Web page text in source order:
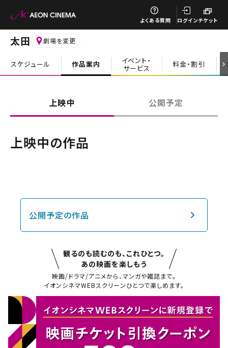
よくある質問 ログインチケット
閉じる
太田 劇場を変更
スケジュール 作品案内 イベント・
サービス 料金・割引
閉じる
お近くの劇場から選ぶ
上映中 公開予定
上映中の作品
公開予定の作品
観るのも読むのも、これひとつ。
あの映画を楽しもう
映画/ドラマ/アニメから、マンガや雑誌まで。
イオンシネマWEBスクリーンひとつで楽しめます。
閉じる
閉じる